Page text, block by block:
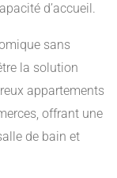
d’accueil.
sans
la solution
appartements
offrant une
de bain et